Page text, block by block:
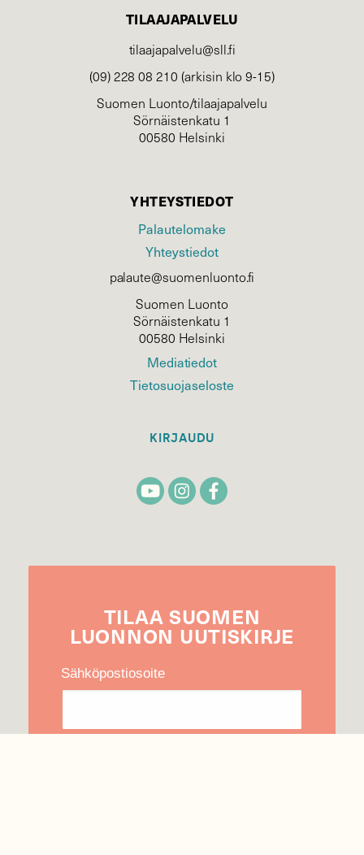
TILAAJAPALVELU
tilaajapalvelu@sll.fi
(09) 228 08 210 (arkisin klo 9-15)
Suomen Luonto/tilaajapalvelu
Sörnäistenkatu 1
00580 Helsinki
YHTEYSTIEDOT
Palautelomake
Yhteystiedot
palaute@suomenluonto.fi
Suomen Luonto
Sörnäistenkatu 1
00580 Helsinki
Mediatiedot
Tietosuojaseloste
KIRJAUDU
TILAA SUOMEN
LUONNON UUTIS­KIRJE
Sähköpostiosoite